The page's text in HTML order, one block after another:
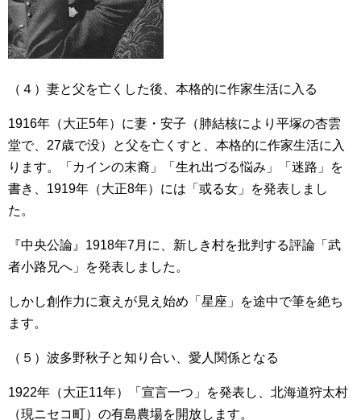
（４）妻と父を亡くした後、本格的に作家生活に入る
1916年（大正5年）に妻・安子（肺結核により平塚の杏雲
堂で、27歳で没）と父を亡くすと、本格的に作家生活に入
ります。「カインの末裔」「生れ出づる悩み」「迷路」を
書き、1919年（大正8年）には「或る女」を発表しまし
た。
『中央公論』1918年7月に、新しき村を批判する評論「武
者小路兄へ」を発表しました。
しかし創作力に衰えが見え始め「星座」を途中で筆を絶ち
ます。
（５）波多野秋子と知り合い、愛人関係となる
1922年（大正11年）「宣言一つ」を発表し、北海道狩太村
（現ニセコ町）の有島農場を開放します。